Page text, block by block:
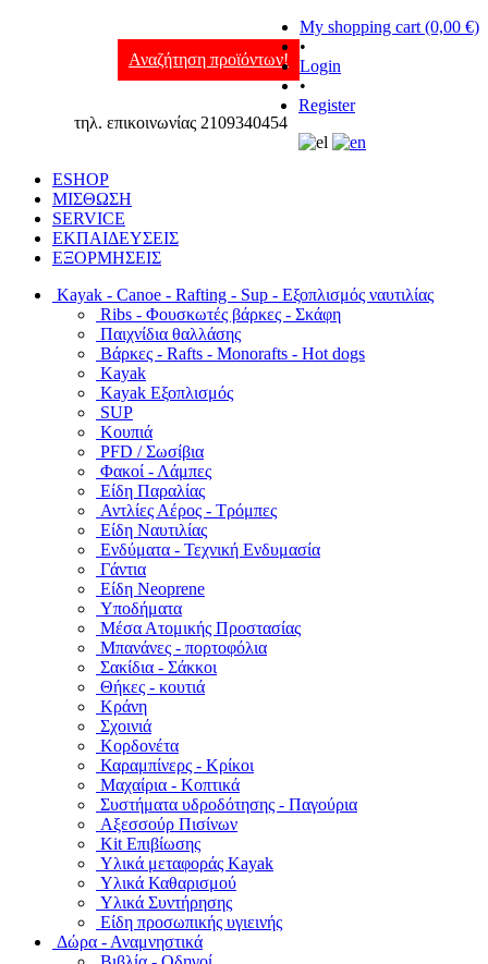
Αναζήτηση προϊόντων!
τηλ. επικοινωνίας 2109340454
My shopping cart (0,00 €)
•
Login
•
Register
ESHOP
ΜΙΣΘΩΣΗ
SERVICE
ΕΚΠΑΙΔΕΥΣΕΙΣ
ΕΞΟΡΜΗΣΕΙΣ
Kayak - Canoe - Rafting - Sup - Εξοπλισμός ναυτιλίας
Ribs - Φουσκωτές βάρκες - Σκάφη
Παιχνίδια θαλλάσης
Βάρκες - Rafts - Monorafts - Hot dogs
Kayak
Kayak Εξοπλισμός
SUP
Κουπιά
PFD / Σωσίβια
Φακοί - Λάμπες
Είδη Παραλίας
Αντλίες Αέρος - Τρόμπες
Είδη Ναυτιλίας
Ενδύματα - Τεχνική Ενδυμασία
Γάντια
Είδη Neoprene
Υποδήματα
Μέσα Ατομικής Προστασίας
Μπανάνες - πορτοφόλια
Σακίδια - Σάκκοι
Θήκες - κουτιά
Κράνη
Σχοινιά
Κορδονέτα
Καραμπίνερς - Κρίκοι
Μαχαίρια - Κοπτικά
Συστήματα υδροδότησης - Παγούρια
Αξεσσούρ Πισίνων
Kit Επιβίωσης
Υλικά μεταφοράς Kayak
Υλικά Καθαρισμού
Υλικά Συντήρησης
Είδη προσωπικής υγιεινής
Δώρα - Αναμνηστικά